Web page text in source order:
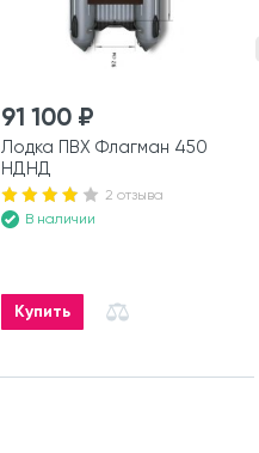
91 100 ₽
Лодка ПВХ Флагман 450
НДНД
2 отзыва
В наличии
Купить